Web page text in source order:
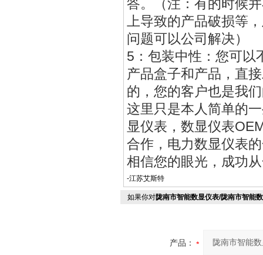
答。（注：有的时候
上导致的产品破损等
问题可以公司解决）
5：包装中性：您可以
产品盒子和产品，直
的，您的客户也是我
这里只是本人简单的
显仪表，数显仪表
合作，电力数显仪表
相信您的眼光，成功
-江苏艾斯特
如果你对陇南市智能数显仪表/陇南市智能
产品：